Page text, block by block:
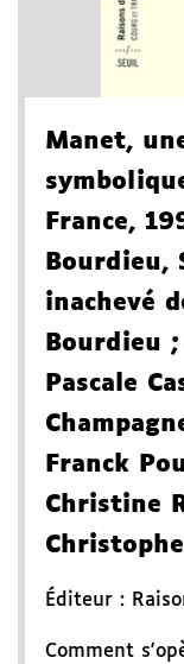
Manet,
France,
Bourdieu,
inachevé
Bourdieu
Pascale
Franck
Christine
Christophe
Éditeur :
Comment